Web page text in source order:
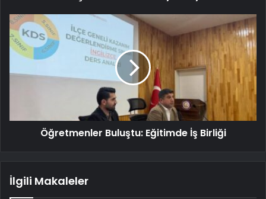
Öğretmenler Buluştu: Eğitimde İş Birliği
İlgili Makaleler